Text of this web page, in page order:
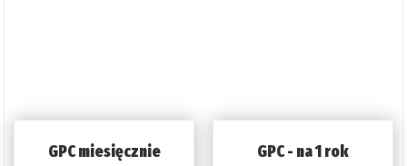
GPC miesięcznie GPC - na 1 rok